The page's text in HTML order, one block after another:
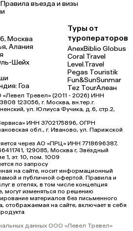
Правила въезда и визы
Москва
Алания
Шейх
Гоа
Туры от
туроператоров
AnexBiblio Globus
Coral Travel
Level.Travel
Pegas Touristik
Fun&SunSunmar
Tez TourАлеан
Тревел» (2011 - 2026) ИНН
123056, г. Москва, вн.тер.г.
ул. Юлиуса Фучика, д.6, стр.2,
ИНН 3702175896, ОГРН
обл., г. Иваново, ул. Парижской
через АО «ПРЦ» ИНН 7718696387,
129085, Москва г, Звёздный
1, эт. 10, пом. 1009
по запросу
на сайте, носит информационный
и публичной офертой. Правила и
в отелях, в том числе концепция
могут изменяться по решению
материалов без письменного
отображаемая на сайте, включает в себя
данных ООО «Левел Тревел»